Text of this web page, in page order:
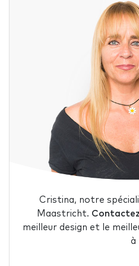
Cristina, notre
Maastricht.
meilleur design et le
à